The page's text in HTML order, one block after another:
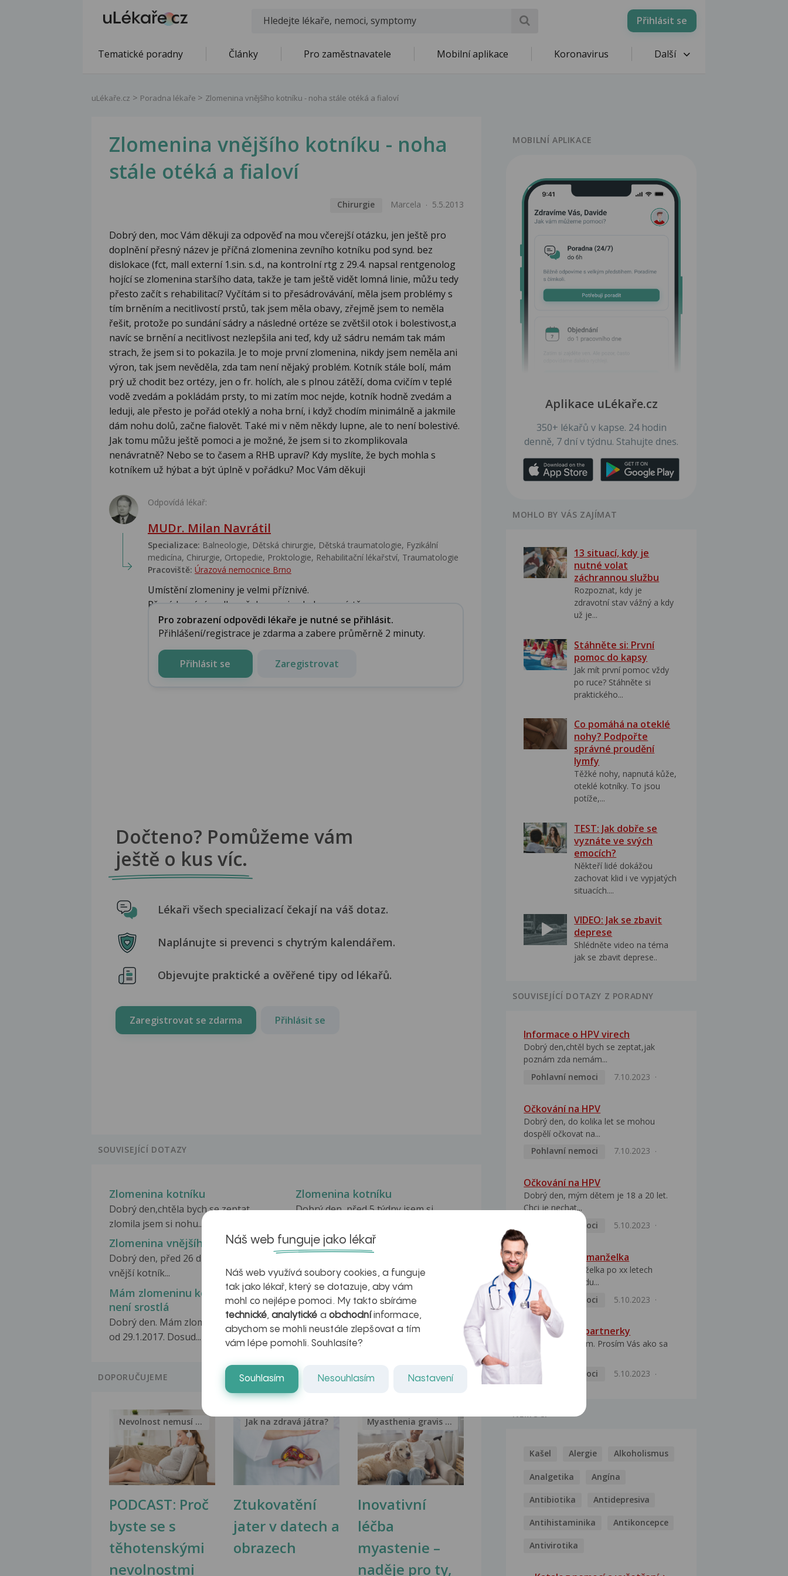
Přihlásit se
Tematické poradny Články Pro zaměstnavatele Mobilní aplikace Koronavirus Další
uLékaře.cz Poradna lékaře Zlomenina vnějšího kotníku - noha stále otéká a fialoví
Zlomenina vnějšího kotníku - noha
stále otéká a fialoví
Chirurgie Marcela 5.5.2013
Dobrý den, moc Vám děkuji za odpověď na mou včerejší otázku, jen ještě pro
doplnění přesný název je příčná zlomenina zevního kotníku pod synd. bez
dislokace (fct, mall externí 1.sin. s.d., na kontrolní rtg z 29.4. napsal rentgenolog
hojící se zlomenina staršího data, takže je tam ještě vidět lomná linie, můžu tedy
přesto začít s rehabilitací? Vyčítám si to přesádrovávání, měla jsem problémy s
tím brněním a necitlivostí prstů, tak jsem měla obavy, zřejmě jsem to neměla
řešit, protože po sundání sádry a následné ortéze se zvětšil otok i bolestivost,a
navíc se brnění a necitlivost nezlepšila ani teď, kdy už sádru nemám tak mám
strach, že jsem si to pokazila. Je to moje první zlomenina, nikdy jsem neměla ani
výron, tak jsem nevěděla, zda tam není nějaký problém. Kotník stále bolí, mám
prý už chodit bez ortézy, jen o fr. holích, ale s plnou zátěží, doma cvičím v teplé
vodě zvedám a pokládám prsty, to mi zatím moc nejde, kotník hodně zvedám a
leduji, ale přesto je pořád oteklý a noha brní, i když chodím minimálně a jakmile
dám nohu dolů, začne fialovět. Také mi v něm někdy lupne, ale to není bolestivé.
Jak tomu můžu ještě pomoci a je možné, že jsem si to zkomplikovala
nenávratně? Nebo se to časem a RHB upraví? Kdy myslíte, že bych mohla s
kotníkem už hýbat a být úplně v pořádku? Moc Vám děkuji
Odpovídá lékař:
MUDr. Milan Navrátil
Specializace: Balneologie, Dětská chirurgie, Dětská traumatologie, Fyzikální
medicína, Chirurgie, Ortopedie, Proktologie, Rehabilitační lékařství‎, Traumatologie
Pracoviště: Úrazová nemocnice Brno
Umístění zlomeniny je velmi příznivé.
Přesádrování podle vašeho popisu bylo na místě. ...
Pro zobrazení odpovědi lékaře je nutné se přihlásit.
Přihlášení/registrace je zdarma a zabere průměrně 2 minuty.
Přihlásit se Zaregistrovat
Dočteno? Pomůžeme vám
ještě o kus víc.
Lékaři všech specializací čekají na váš dotaz.
Naplánujte si prevenci s chytrým kalendářem.
Objevujte praktické a ověřené tipy od lékařů.
Zaregistrovat se zdarma Přihlásit se
SOUVISEJÍCÍ DOTAZY
Zlomenina kotníku
Dobrý den,chtěla bych se zeptat
zlomila jsem si nohu...
Zlomenina kotníku
Dobrý den, před 5 týdny jsem si
Zlomenina vnějšího kotníku
Dobrý den, před 26 dny jsem si zlomila
vnější kotník...
Zlomenina vnějšího kotníku
na kole a pádem...
Mám zlomeninu kotníku a stále
není srostlá
Dobrý den. Mám zlomeninu kotníku
od 29.1.2017. Dosud...
Zlomenina kotníku
Dobrý den, mám 3 týdny zlomeninu
vnějšího kotníku na...
DOPORUČUJEME
PODCAST: Proč
byste se s
těhotenskými
nevolnostmi
Nevolnost nemusí být nutnou...
Ztukovatění
jater v datech a
obrazech
Jak na zdravá játra?
Inovativní
léčba
myastenie –
naděje pro ty,
Myasthenia gravis – vše, co...
MOBILNÍ APLIKACE
Aplikace uLékaře.cz
350+ lékařů v kapse. 24 hodin
denně, 7 dní v týdnu. Stahujte dnes.
MOHLO BY VÁS ZAJÍMAT
13 situací, kdy je
nutné volat
záchrannou službu
Rozpoznat, kdy je
zdravotní stav vážný a kdy
už je...
Stáhněte si: První
pomoc do kapsy
Jak mít první pomoc vždy
po ruce? Stáhněte si
praktického...
Co pomáhá na oteklé
nohy? Podpořte
správné proudění
lymfy
Těžké nohy, napnutá kůže,
oteklé kotníky. To jsou
potíže,...
TEST: Jak dobře se
vyznáte ve svých
emocích?
Někteří lidé dokážou
zachovat klid i ve vypjatých
situacích....
VIDEO: Jak se zbavit
deprese
Shlédněte video na téma
jak se zbavit deprese..
SOUVISEJÍCÍ DOTAZY Z PORADNY
Informace o HPV virech
Dobrý den,chtěl bych se zeptat,jak
poznám zda nemám...
Pohlavní nemoci
7.10.2023
Očkování na HPV
Dobrý den, do kolika let se mohou
dospělí očkovat na...
Pohlavní nemoci
7.10.2023
Očkování na HPV
Dobrý den, mým dětem je 18 a 20 let.
Chci je nechat...
Pohlavní nemoci
5.10.2023
HPV pozitivní manželka
Dobrý den, manželka po xx letech
přivezla z Východu...
Pohlavní nemoci
5.10.2023
HPV typ 52 u partnerky
Dobrý deň prajem. Prosím Vás ako sa
Pohlavní nemoci
5.10.2023
NEMOCI
Kašel Alergie Alkoholismus
Analgetika Angína
Antibiotika Antidepresiva
Antihistaminika Antikoncepce
Antivirotika
Náš web funguje jako lékař
Náš web využívá soubory cookies, a funguje
tak jako lékař, který se dotazuje, aby vám
mohl co nejlépe pomoci. My takto sbíráme
technické,analytické a obchodníinformace,
abychom se mohli neustále zlepšovat a tím
vám lépe pomohli. Souhlasíte?
Souhlasím Nesouhlasím Nastavení